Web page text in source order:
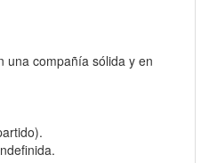
una compañía sólida y en